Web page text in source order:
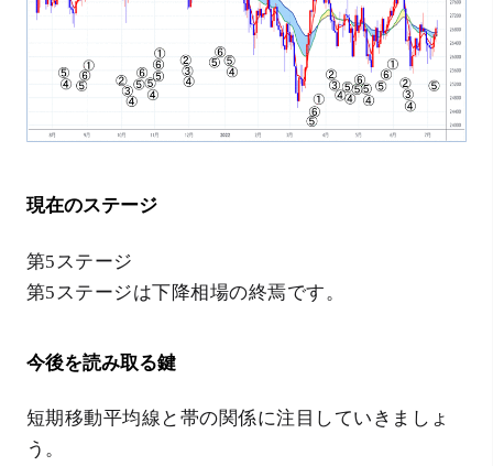
現在のステージ
第5ステージ
第5ステージは下降相場の終焉です。
今後を読み取る鍵
短期移動平均線と帯の関係に注目していきましょ
う。